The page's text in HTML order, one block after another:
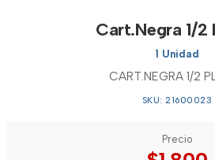
Cart.Negra 1/2
1 Unidad
CART.NEGRA 1/2
SKU: 21600023
Precio